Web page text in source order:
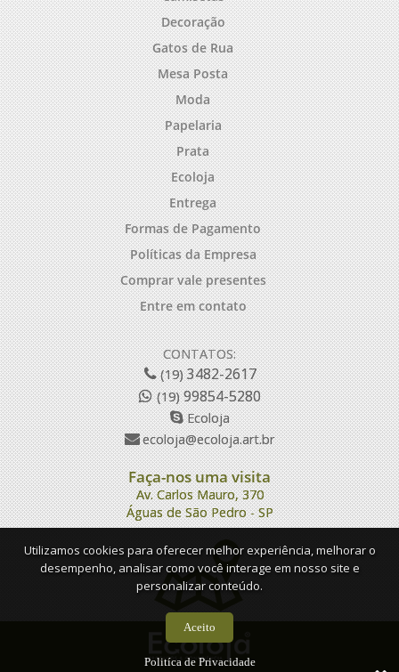
Decoração
Gatos de Rua
Mesa Posta
Moda
Papelaria
Prata
Ecoloja
Entrega
Formas de Pagamento
Políticas da Empresa
Comprar vale presentes
Entre em contato
CONTATOS:
(19)3482-2617
(19)99854-5280
Ecoloja
ecoloja@ecoloja.art.br
Faça-nos uma visita
Av. Carlos Mauro, 370
Águas de São Pedro - SP
Utilizamos cookies para oferecer melhor experiência, melhorar o
desempenho, analisar como você interage em nosso site e
personalizar conteúdo.
Aceito
Politíca de Privacidade